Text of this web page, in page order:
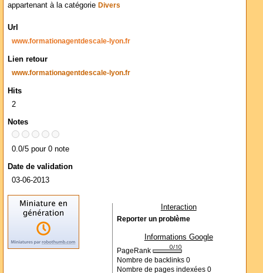
appartenant à la catégorie Divers
Url
www.formationagentdescale-lyon.fr
Lien retour
www.formationagentdescale-lyon.fr
Hits
2
Notes
0.0/5 pour 0 note
Date de validation
03-06-2013
Interaction
Reporter un problème
Informations Google
PageRank
Nombre de backlinks 0
Nombre de pages indexées 0